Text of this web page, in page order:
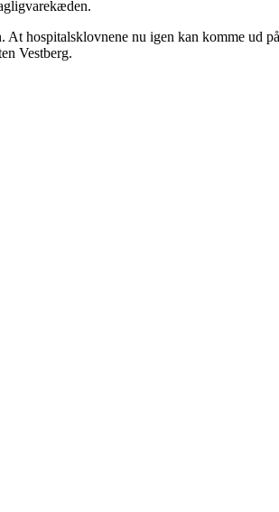
hospitalsklovnene nu igen kan komme ud
Vestberg.